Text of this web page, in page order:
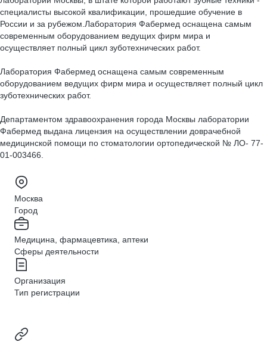
специалисты высокой квалификации, прошедшие обучение в
России и за рубежом.Лаборатория Фабермед оснащена самым
современным оборудованием ведущих фирм мира и
осуществляет полный цикл зуботехнических работ.
Лаборатория Фабермед оснащена самым современным
оборудованием ведущих фирм мира и осуществляет полный цикл
зуботехнических работ.
Департаментом здравоохранения города Москвы лаборатории
Фабермед выдана лицензия на осуществлении доврачебной
медицинской помощи по стоматологии ортопедической № ЛО- 77-
01-003466.
Москва
Город
Медицина, фармацевтика, аптеки
Сферы деятельности
Организация
Тип регистрации